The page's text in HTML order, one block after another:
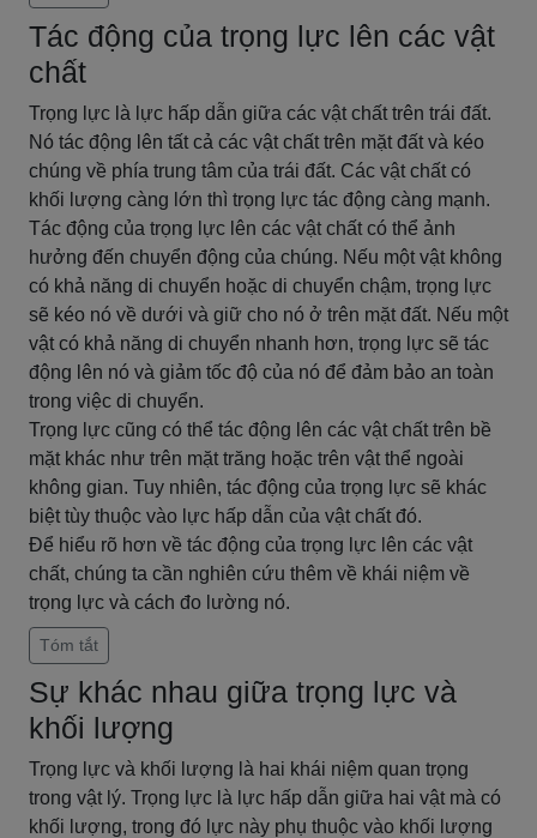
Tác động của trọng lực lên các vật
chất
Trọng lực là lực hấp dẫn giữa các vật chất trên trái đất.
Nó tác động lên tất cả các vật chất trên mặt đất và kéo
chúng về phía trung tâm của trái đất. Các vật chất có
khối lượng càng lớn thì trọng lực tác động càng mạnh.
Tác động của trọng lực lên các vật chất có thể ảnh
hưởng đến chuyển động của chúng. Nếu một vật không
có khả năng di chuyển hoặc di chuyển chậm, trọng lực
sẽ kéo nó về dưới và giữ cho nó ở trên mặt đất. Nếu một
vật có khả năng di chuyển nhanh hơn, trọng lực sẽ tác
động lên nó và giảm tốc độ của nó để đảm bảo an toàn
trong việc di chuyển.
Trọng lực cũng có thể tác động lên các vật chất trên bề
mặt khác như trên mặt trăng hoặc trên vật thể ngoài
không gian. Tuy nhiên, tác động của trọng lực sẽ khác
biệt tùy thuộc vào lực hấp dẫn của vật chất đó.
Để hiểu rõ hơn về tác động của trọng lực lên các vật
chất, chúng ta cần nghiên cứu thêm về khái niệm về
trọng lực và cách đo lường nó.
Tóm tắt
Sự khác nhau giữa trọng lực và
khối lượng
Trọng lực và khối lượng là hai khái niệm quan trọng
trong vật lý. Trọng lực là lực hấp dẫn giữa hai vật mà có
khối lượng, trong đó lực này phụ thuộc vào khối lượng